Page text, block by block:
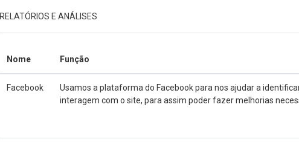
RELATÓRIOS E ANÁLISES
Nome Função
Facebook
Usamos a plataforma do Facebook para nos ajudar a
interagem com o site, para assim poder fazer melhorias